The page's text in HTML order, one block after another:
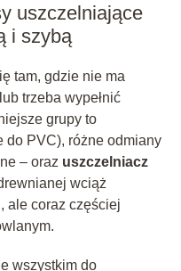
uszczelniające
i szybą
tam, gdzie nie ma
trzeba wypełnić
grupy to
do PVC), różne odmiany
– oraz uszczelniacz
wciąż
ale coraz częściej
wszystkim do